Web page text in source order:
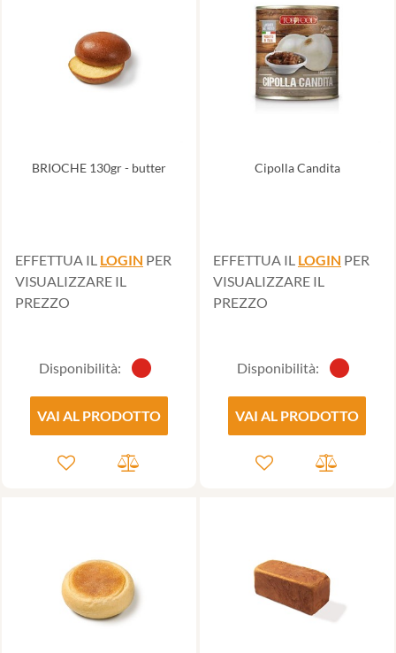
BRIOCHE 130gr - butter
EFFETTUA IL LOGIN PER
VISUALIZZARE IL
PREZZO
Disponibilità:
VAI AL PRODOTTO
Cipolla Candita
EFFETTUA IL LOGIN PER
VISUALIZZARE IL
PREZZO
Disponibilità:
VAI AL PRODOTTO